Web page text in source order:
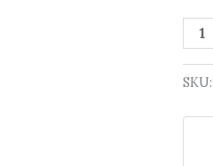
SKU: